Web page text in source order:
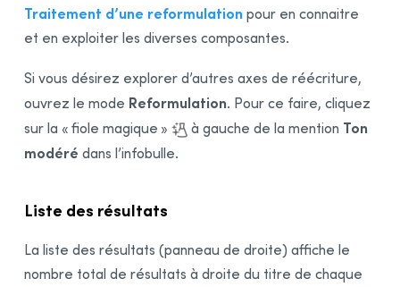
Traitement d’une reformulationpour en connaitre
et en exploiter les diverses composantes.
Si vous désirez explorer d’autres axes de réécriture,
ouvrez le mode Reformulation. Pour ce faire, cliquez
sur la « fiole magique »
à gauche de la mention Ton
modéré dans l’infobulle.
Liste des résultats
La liste des résultats (panneau de droite) affiche le
nombre total de résultats à droite du titre de chaque